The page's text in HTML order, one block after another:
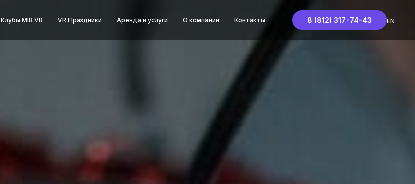
Клубы MIR VR VR Праздники Аренда и услуги О компании Контакты 8 (812) 317-74-43 EN